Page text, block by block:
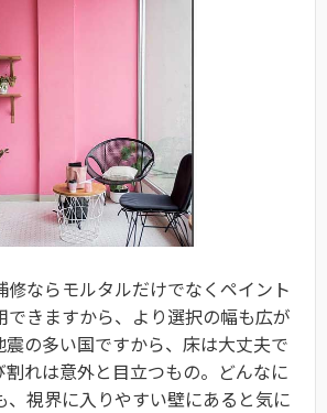
修ならモルタルだけでなくペイント
できますから、より選択の幅も広が
震の多い国ですから、床は大丈夫で
割れは意外と目立つもの。どんなに
、視界に入りやすい壁にあると気に